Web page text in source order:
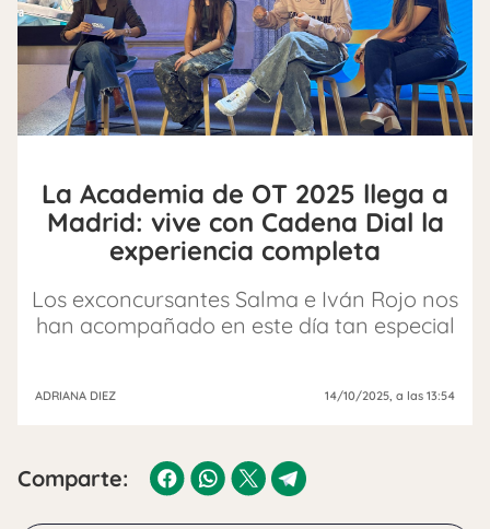
La Academia de OT 2025 llega a
Madrid: vive con Cadena Dial la
experiencia completa
Los exconcursantes Salma e Iván Rojo nos
han acompañado en este día tan especial
ADRIANA DIEZ 14/10/2025, a las 13:54
Comparte: